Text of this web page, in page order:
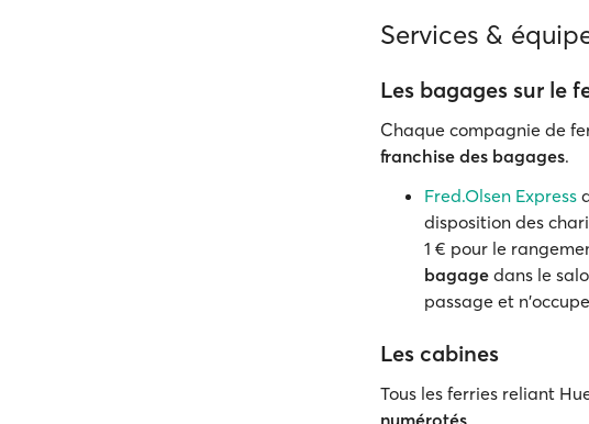
Services &
Les bagages sur le
Chaque compagnie de
franchise des bagages.
Fred.Olsen Express
disposition des
1 € pour le
bagage dans le
passage et
Les cabines
Tous les ferries reliant
numérotés